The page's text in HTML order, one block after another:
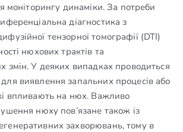
моніторингу динаміки. За потреби
діагностика з
тензорної томографії (DTI)
нюхових трактів та
змін. У деяких випадках проводиться
виявлення запальних процесів або
впливають на нюх. Важливо
нюху пов’язане також із
захворювань, тому в